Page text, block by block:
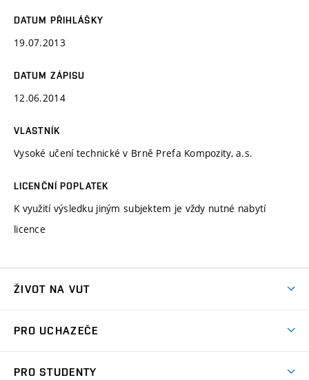
DATUM PŘIHLÁŠKY
19.07.2013
DATUM ZÁPISU
12.06.2014
VLASTNÍK
Vysoké učení technické v Brně Prefa Kompozity, a.s.
LICENČNÍ POPLATEK
K využití výsledku jiným subjektem je vždy nutné nabytí
licence
ŽIVOT NA VUT
Koleje
PRO UCHAZEČE
PRO STUDENTY